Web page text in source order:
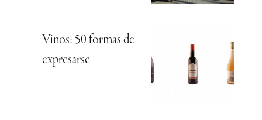
Vinos: 50 formas de
expresarse